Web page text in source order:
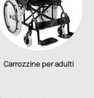
Carrozzine per adulti